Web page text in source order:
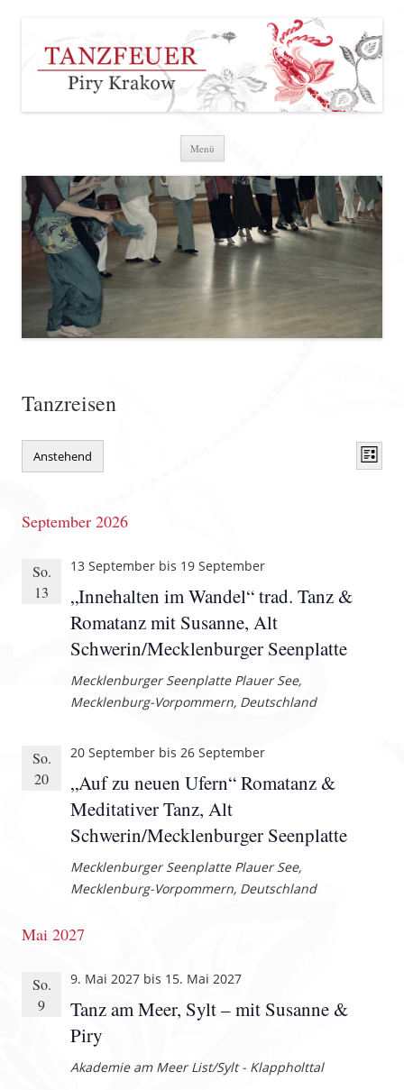
Menü
Tanzreisen
Liste
Anstehend
September 2026
So.
13
13 September bis 19 September
„Innehalten im Wandel“ trad. Tanz &
Romatanz mit Susanne, Alt
Schwerin/Mecklenburger Seenplatte
Mecklenburger Seenplatte Plauer See,
Mecklenburg-Vorpommern, Deutschland
So.
20
20 September bis 26 September
„Auf zu neuen Ufern“ Romatanz &
Meditativer Tanz, Alt
Schwerin/Mecklenburger Seenplatte
Mecklenburger Seenplatte Plauer See,
Mecklenburg-Vorpommern, Deutschland
Mai 2027
So.
9
9. Mai 2027 bis 15. Mai 2027
Tanz am Meer, Sylt – mit Susanne &
Piry
Akademie am MeerList/Sylt - Klappholttal